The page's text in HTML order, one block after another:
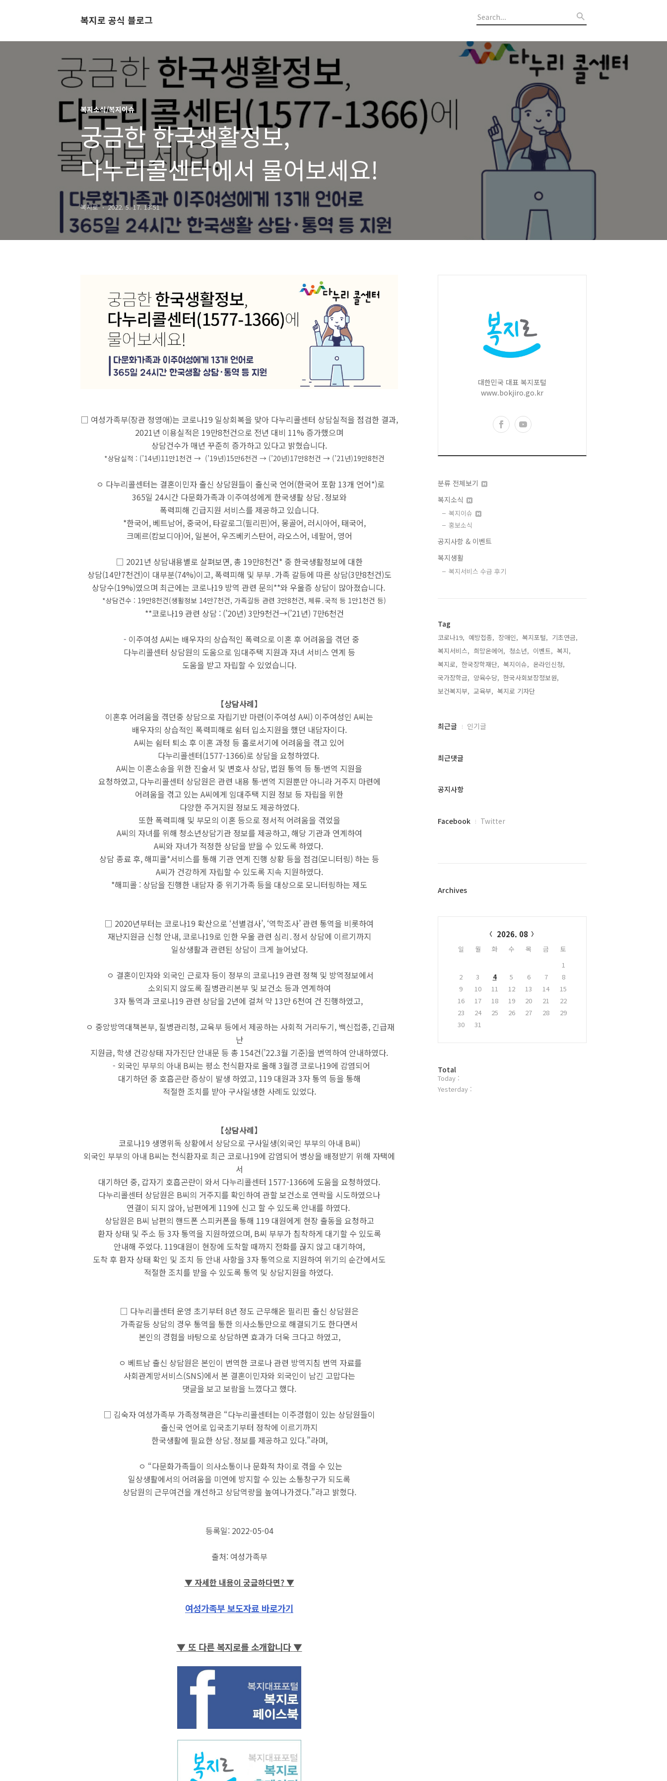
복지로 공식 블로그
복지소식/복지이슈
궁금한 한국생활정보,
다누리콜센터에서 물어보세요!
복지로 2022. 5. 17. 13:51
□ 여성가족부(장관 정영애)는 코로나19 일상회복을 맞아 다누리콜센터 상담실적을 점검한 결과,
2021년 이용실적은 19만8천건으로 전년 대비 11% 증가했으며
상담건수가 매년 꾸준히 증가하고 있다고 밝혔습니다.
*상담실적 : (’14년)11만1천건 → (’19년)15만6천건 → (’20년)17만8천건 → (’21년)19만8천건
ㅇ 다누리콜센터는 결혼이민자 출신 상담원들이 출신국 언어(한국어 포함 13개 언어*)로
365일 24시간 다문화가족과 이주여성에게 한국생활 상담․정보와
폭력피해 긴급지원 서비스를 제공하고 있습니다.
*한국어, 베트남어, 중국어, 타갈로그(필리핀)어, 몽골어, 러시아어, 태국어,
크메르(캄보디아)어, 일본어, 우즈베키스탄어, 라오스어, 네팔어, 영어
□ 2021년 상담내용별로 살펴보면, 총 19만8천건* 중 한국생활정보에 대한
상담(14만7천건)이 대부분(74%)이고, 폭력피해 및 부부․가족 갈등에 따른 상담(3만8천건)도
상당수(19%)였으며 최근에는 코로나19 방역 관련 문의**와 우울증 상담이 많아졌습니다.
*상담건수 : 19만8천건(생활정보 14만7천건, 가족갈등 관련 3만8천건, 체류․국적 등 1만1천건 등)
**코로나19 관련 상담 : (’20년) 3만9천건→(’21년) 7만6천건
- 이주여성 A씨는 배우자의 상습적인 폭력으로 이혼 후 어려움을 겪던 중
다누리콜센터 상담원의 도움으로 임대주택 지원과 자녀 서비스 연계 등
도움을 받고 자립할 수 있었습니다.
【상담사례】
이혼후 어려움을 겪던중 상담으로 자립기반 마련(이주여성 A씨) 이주여성인 A씨는
배우자의 상습적인 폭력피해로 쉼터 입소지원을 했던 내담자이다.
A씨는 쉼터 퇴소 후 이혼 과정 등 홀로서기에 어려움을 겪고 있어
다누리콜센터(1577-1366)로 상담을 요청하였다.
A씨는 이혼소송을 위한 진술서 및 변호사 상담, 법원 통역 등 통·번역 지원을
요청하였고, 다누리콜센터 상담원은 관련 내용 통·번역 지원뿐만 아니라 거주지 마련에
어려움을 겪고 있는 A씨에게 임대주택 지원 정보 등 자립을 위한
다양한 주거지원 정보도 제공하였다.
또한 폭력피해 및 부모의 이혼 등으로 정서적 어려움을 겪었을
A씨의 자녀를 위해 청소년상담기관 정보를 제공하고, 해당 기관과 연계하여
A씨와 자녀가 적정한 상담을 받을 수 있도록 하였다.
상담 종료 후, 해피콜*서비스를 통해 기관 연계 진행 상황 등을 점검(모니터링) 하는 등
A씨가 건강하게 자립할 수 있도록 지속 지원하였다.
*해피콜 : 상담을 진행한 내담자 중 위기가족 등을 대상으로 모니터링하는 제도
□ 2020년부터는 코로나19 확산으로 ‘선별검사’, ‘역학조사’ 관련 통역을 비롯하여
재난지원금 신청 안내, 코로나19로 인한 우울 관련 심리․정서 상담에 이르기까지
일상생활과 관련된 상담이 크게 늘어났다.
ㅇ 결혼이민자와 외국인 근로자 등이 정부의 코로나19 관련 정책 및 방역정보에서
소외되지 않도록 질병관리본부 및 보건소 등과 연계하여
3자 통역과 코로나19 관련 상담을 2년에 걸쳐 약 13만 6천여 건 진행하였고,
ㅇ 중앙방역대책본부, 질병관리청, 교육부 등에서 제공하는 사회적 거리두기, 백신접종, 긴급재
난
지원금, 학생 건강상태 자가진단 안내문 등 총 154건(’22.3월 기준)을 번역하여 안내하였다.
- 외국인 부부의 아내 B씨는 평소 천식환자로 올해 3월경 코로나19에 감염되어
대기하던 중 호흡곤란 증상이 발생 하였고, 119 대원과 3자 통역 등을 통해
적절한 조치를 받아 구사일생한 사례도 있었다.
【상담사례】
코로나19 생명위독 상황에서 상담으로 구사일생(외국인 부부의 아내 B씨)
외국인 부부의 아내 B씨는 천식환자로 최근 코로나19에 감염되어 병상을 배정받기 위해 자택에
서
대기하던 중, 갑자기 호흡곤란이 와서 다누리콜센터 1577-1366에 도움을 요청하였다.
다누리콜센터 상담원은 B씨의 거주지를 확인하여 관할 보건소로 연락을 시도하였으나
연결이 되지 않아, 남편에게 119에 신고 할 수 있도록 안내를 하였다.
상담원은 B씨 남편의 핸드폰 스피커폰을 통해 119 대원에게 현장 출동을 요청하고
환자 상태 및 주소 등 3자 통역을 지원하였으며, B씨 부부가 침착하게 대기할 수 있도록
안내해 주었다. 119대원이 현장에 도착할 때까지 전화를 끊지 않고 대기하여,
도착 후 환자 상태 확인 및 조치 등 안내 사항을 3자 통역으로 지원하여 위기의 순간에서도
적절한 조치를 받을 수 있도록 통역 및 상담지원을 하였다.
□ 다누리콜센터 운영 초기부터 8년 정도 근무해온 필리핀 출신 상담원은
가족갈등 상담의 경우 통역을 통한 의사소통만으로 해결되기도 한다면서
본인의 경험을 바탕으로 상담하면 효과가 더욱 크다고 하였고,
ㅇ 베트남 출신 상담원은 본인이 번역한 코로나 관련 방역지침 번역 자료를
사회관계망서비스(SNS)에서 본 결혼이민자와 외국인이 남긴 고맙다는
댓글을 보고 보람을 느꼈다고 했다.
□ 김숙자 여성가족부 가족정책관은 “다누리콜센터는 이주경험이 있는 상담원들이
출신국 언어로 입국초기부터 정착에 이르기까지
한국생활에 필요한 상담․정보를 제공하고 있다.”라며,
ㅇ “다문화가족들이 의사소통이나 문화적 차이로 겪을 수 있는
일상생활에서의 어려움을 미연에 방지할 수 있는 소통창구가 되도록
상담원의 근무여건을 개선하고 상담역량을 높여나가겠다.”라고 밝혔다.
등록일: 2022-05-04
출처: 여성가족부
▼ 자세한 내용이 궁금하다면?▼
여성가족부 보도자료 바로가기
▼ 또 다른 복지로를 소개합니다 ▼
대한민국 대표 복지포털
www.bokjiro.go.kr
분류 전체보기
복지소식
복지이슈
홍보소식
공지사항 & 이벤트
복지생활
복지서비스 수급 후기
Tag
코로나19, 예방접종, 장애인, 복지포털, 기초연금,
복지서비스, 희망온에어, 청소년, 이벤트, 복지,
복지로, 한국장학재단, 복지이슈, 온라인신청,
국가장학금, 양육수당, 한국사회보장정보원,
보건복지부, 교육부, 복지로 기자단,
최
과
글
최근글 인기글
최근댓글
공지사항
페
플
Facebook Twitter
Archives
2026. 08
일 월 화 수 목 금
토
1
2
3 4 5 6 7
8
9
10 11 12 13 14
15
16
17 18 19 20 21
22
23
24 25 26 27 28
29
30
31
방
문
자
Total
Today :
Yesterday :